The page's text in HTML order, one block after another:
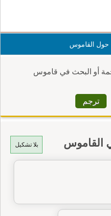
حول القاموس
أو البحث في قاموس
بلا تشكيل القاموس